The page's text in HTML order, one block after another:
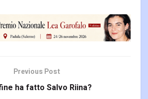
Previous Post
ha fatto Salvo Riina?